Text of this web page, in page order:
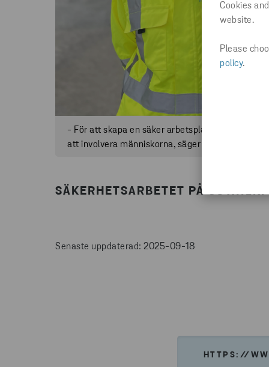
Cookies
website.
Please
policy.
- För att skapa en säker arbetsplats är det viktigt
att involvera människorna, säger Iwona Korniluk.
SÄKERHETSARBETET PÅ
Senaste uppdaterad: 2025-09-18
HTTPS://